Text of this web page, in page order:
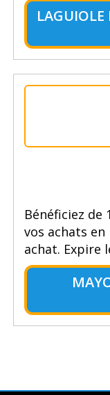
Bénéficiez de
vos achats
achat. Expire